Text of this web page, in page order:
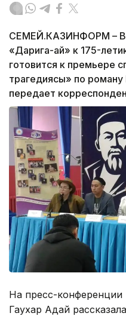
СЕМЕЙ.КАЗИНФОРМ – В
«Дарига-ай» к 175-
готовится к премьере
трагедиясы» по
передает
На пресс-конференции
Гаухар Адай